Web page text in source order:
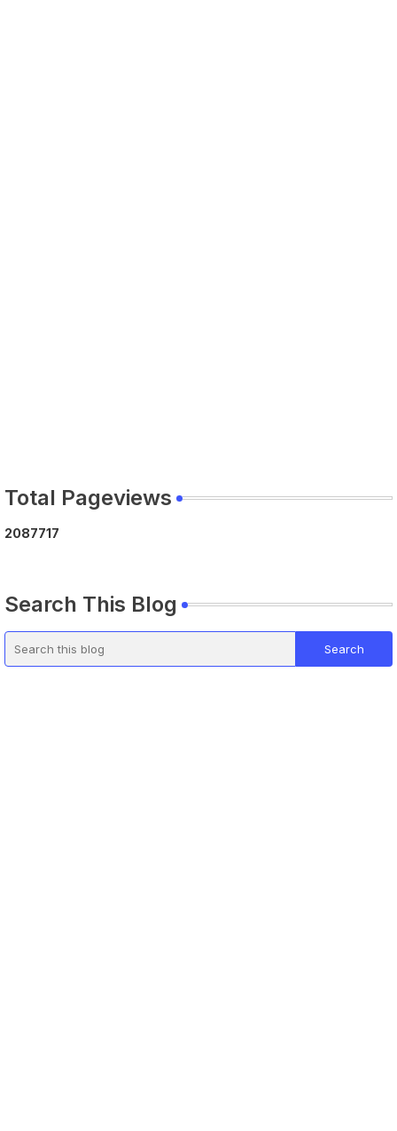
Total Pageviews
2087717
Search This Blog